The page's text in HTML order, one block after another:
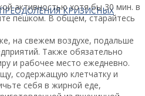
КРИЗИСНЫХ
активностью хотя бы 30 мин. в
пешком. В общем, старайтесь
на свежем воздухе, подальше
Также обязательно
и рабочее место ежедневно.
содержащую клетчатку и
себя в жирной еде,